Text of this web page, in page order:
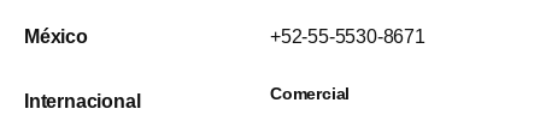
México
Internacional
+52-55-5530-8671
Comercial